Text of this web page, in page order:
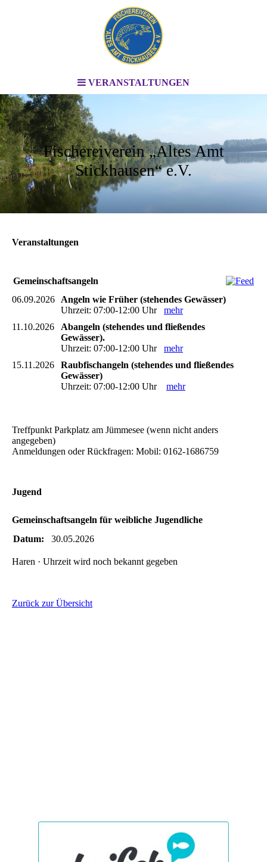
VERANSTALTUNGEN
Fischereiverein „Altes Amt
Stickhausen“ e.V.
Veranstaltungen
Gemeinschaftsangeln
06.09.2026
Angeln wie Früher (stehendes Gewässer)
Uhrzeit: 07:00-12:00 Uhr mehr
11.10.2026
Abangeln (stehendes und fließendes
Gewässer).
Uhrzeit: 07:00-12:00 Uhr mehr
15.11.2026
Raubfischangeln (stehendes und fließendes
Gewässer)
Uhrzeit: 07:00-12:00 Uhr mehr
Treffpunkt Parkplatz am Jümmesee (wenn nicht anders
angegeben)
Anmeldungen oder Rückfragen: Mobil: 0162-1686759
Jugend
Gemeinschaftsangeln für weibliche Jugendliche
Datum:
30.05.2026
Haren · Uhrzeit wird noch bekannt gegeben
Zurück zur Übersicht